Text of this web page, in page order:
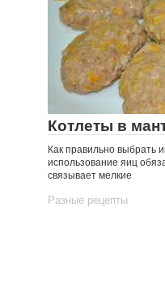
Котлеты в
Как правильно выбрать
использование яиц
связывает мелкие
Разные рецепты